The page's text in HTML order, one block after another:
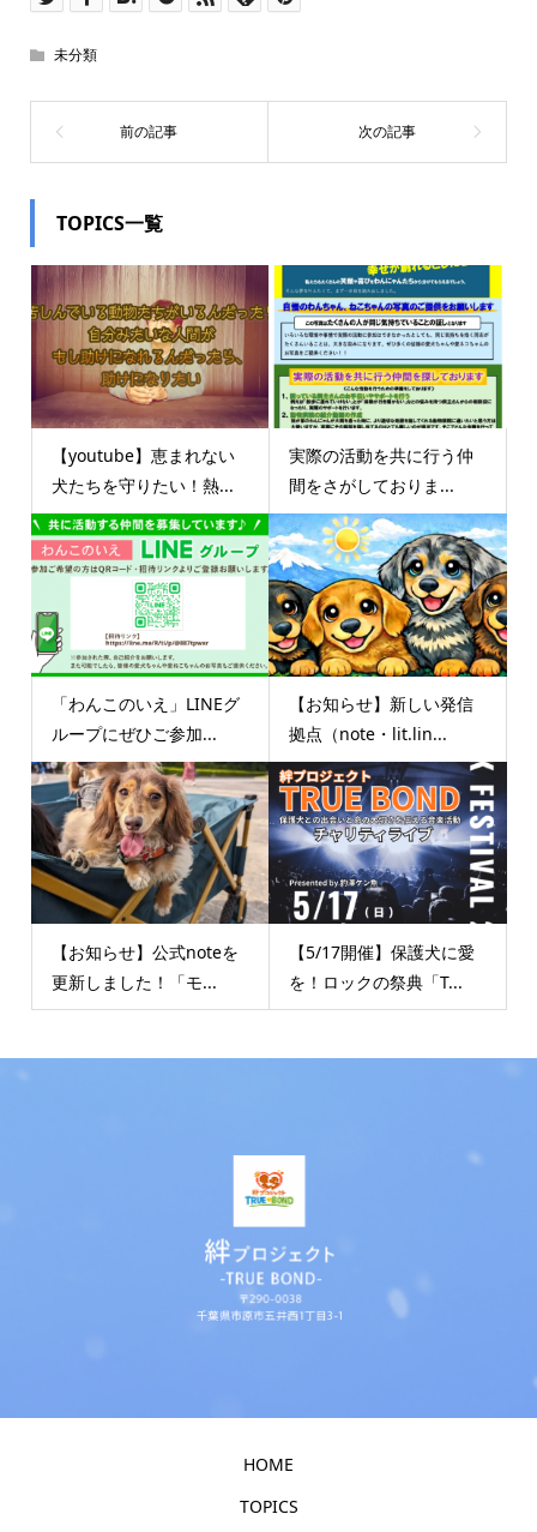
未分類
TOPICS一覧
【youtube】恵まれない
犬たちを守りたい！熱...
実際の活動を共に行う仲
間をさがしておりま...
「わんこのいえ」LINEグ
ループにぜひご参加...
【お知らせ】新しい発信
拠点（note・lit.lin...
【お知らせ】公式noteを
更新しました！「モ...
【5/17開催】保護犬に愛
を！ロックの祭典「T...
HOME
TOPICS